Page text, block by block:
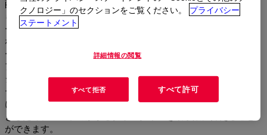
配管や金属面に損傷や疲労を引き起こすことはありません。さ
らに、NORKOOL™クリーナーおよびNORKOOL™デグリーザ
ーは、ほとんどのガスケット材料に害を与えません。塩酸(HCl)
などの強酸とは異なり、NORKOOL™ クリーナーおよびデグリ
ーザーは、金属の完全性を損なうことなく、スケールやビルド
アップ腐食生成物の不要な付着物を除去します。これにより、
システムが稼働中に再び稼働中に発生する可能性がある、シス
テムの亀裂やその結果生じる漏れを防ぐことができます。さら
に、ほとんどのシステムは、洗浄サイクル中に通常通り操作で
きるため、コストのかかるダウンタイムを最小限に抑えること
ができます。
クノロジー」のセクションをご覧ください。
プライバシー
ステートメント
詳細情報の閲覧
すべて拒否 すべて許可